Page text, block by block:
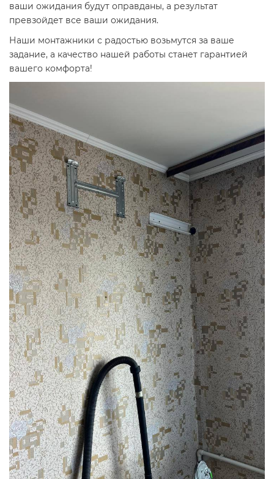
ваши ожидания будут оправданы, а результат
превзойдет все ваши ожидания.
Наши монтажники с радостью возьмутся за ваше
задание, а качество нашей работы станет гарантией
вашего комфорта!